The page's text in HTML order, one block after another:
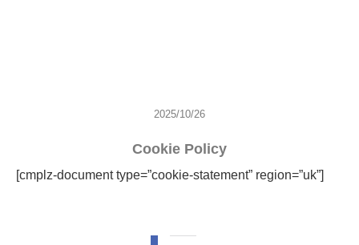
2025/10/26
Cookie Policy
[cmplz-document type=”cookie-statement” region=”uk”]